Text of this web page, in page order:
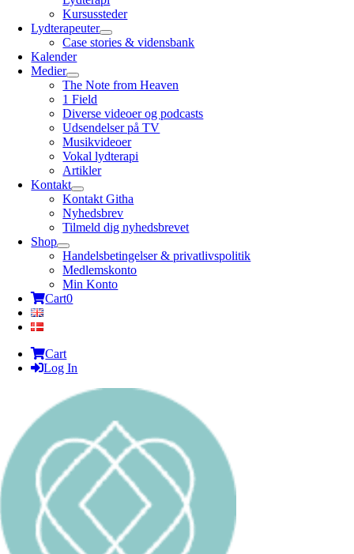
Kursussteder
Lydterapeuter
Case stories & vidensbank
Kalender
Medier
The Note from Heaven
1 Field
Diverse videoer og podcasts
Udsendelser på TV
Musikvideoer
Vokal lydterapi
Artikler
Kontakt
Kontakt Githa
Nyhedsbrev
Tilmeld dig nyhedsbrevet
Shop
Handelsbetingelser & privatlivspolitik
Medlemskonto
Min Konto
Cart0
Cart
Log In